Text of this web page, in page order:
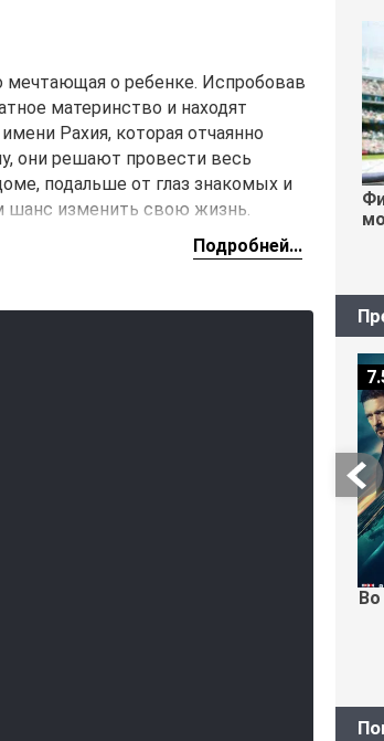
мечтающая о ребенке. Испробовав
материнство и находят
Рахия, которая отчаянно
они решают провести весь
подальше от глаз знакомых и
шанс изменить свою жизнь.
и Рахия начинают замечать
нечто потустороннее, что не
игнорировать происходящее,
Подробней...
Во